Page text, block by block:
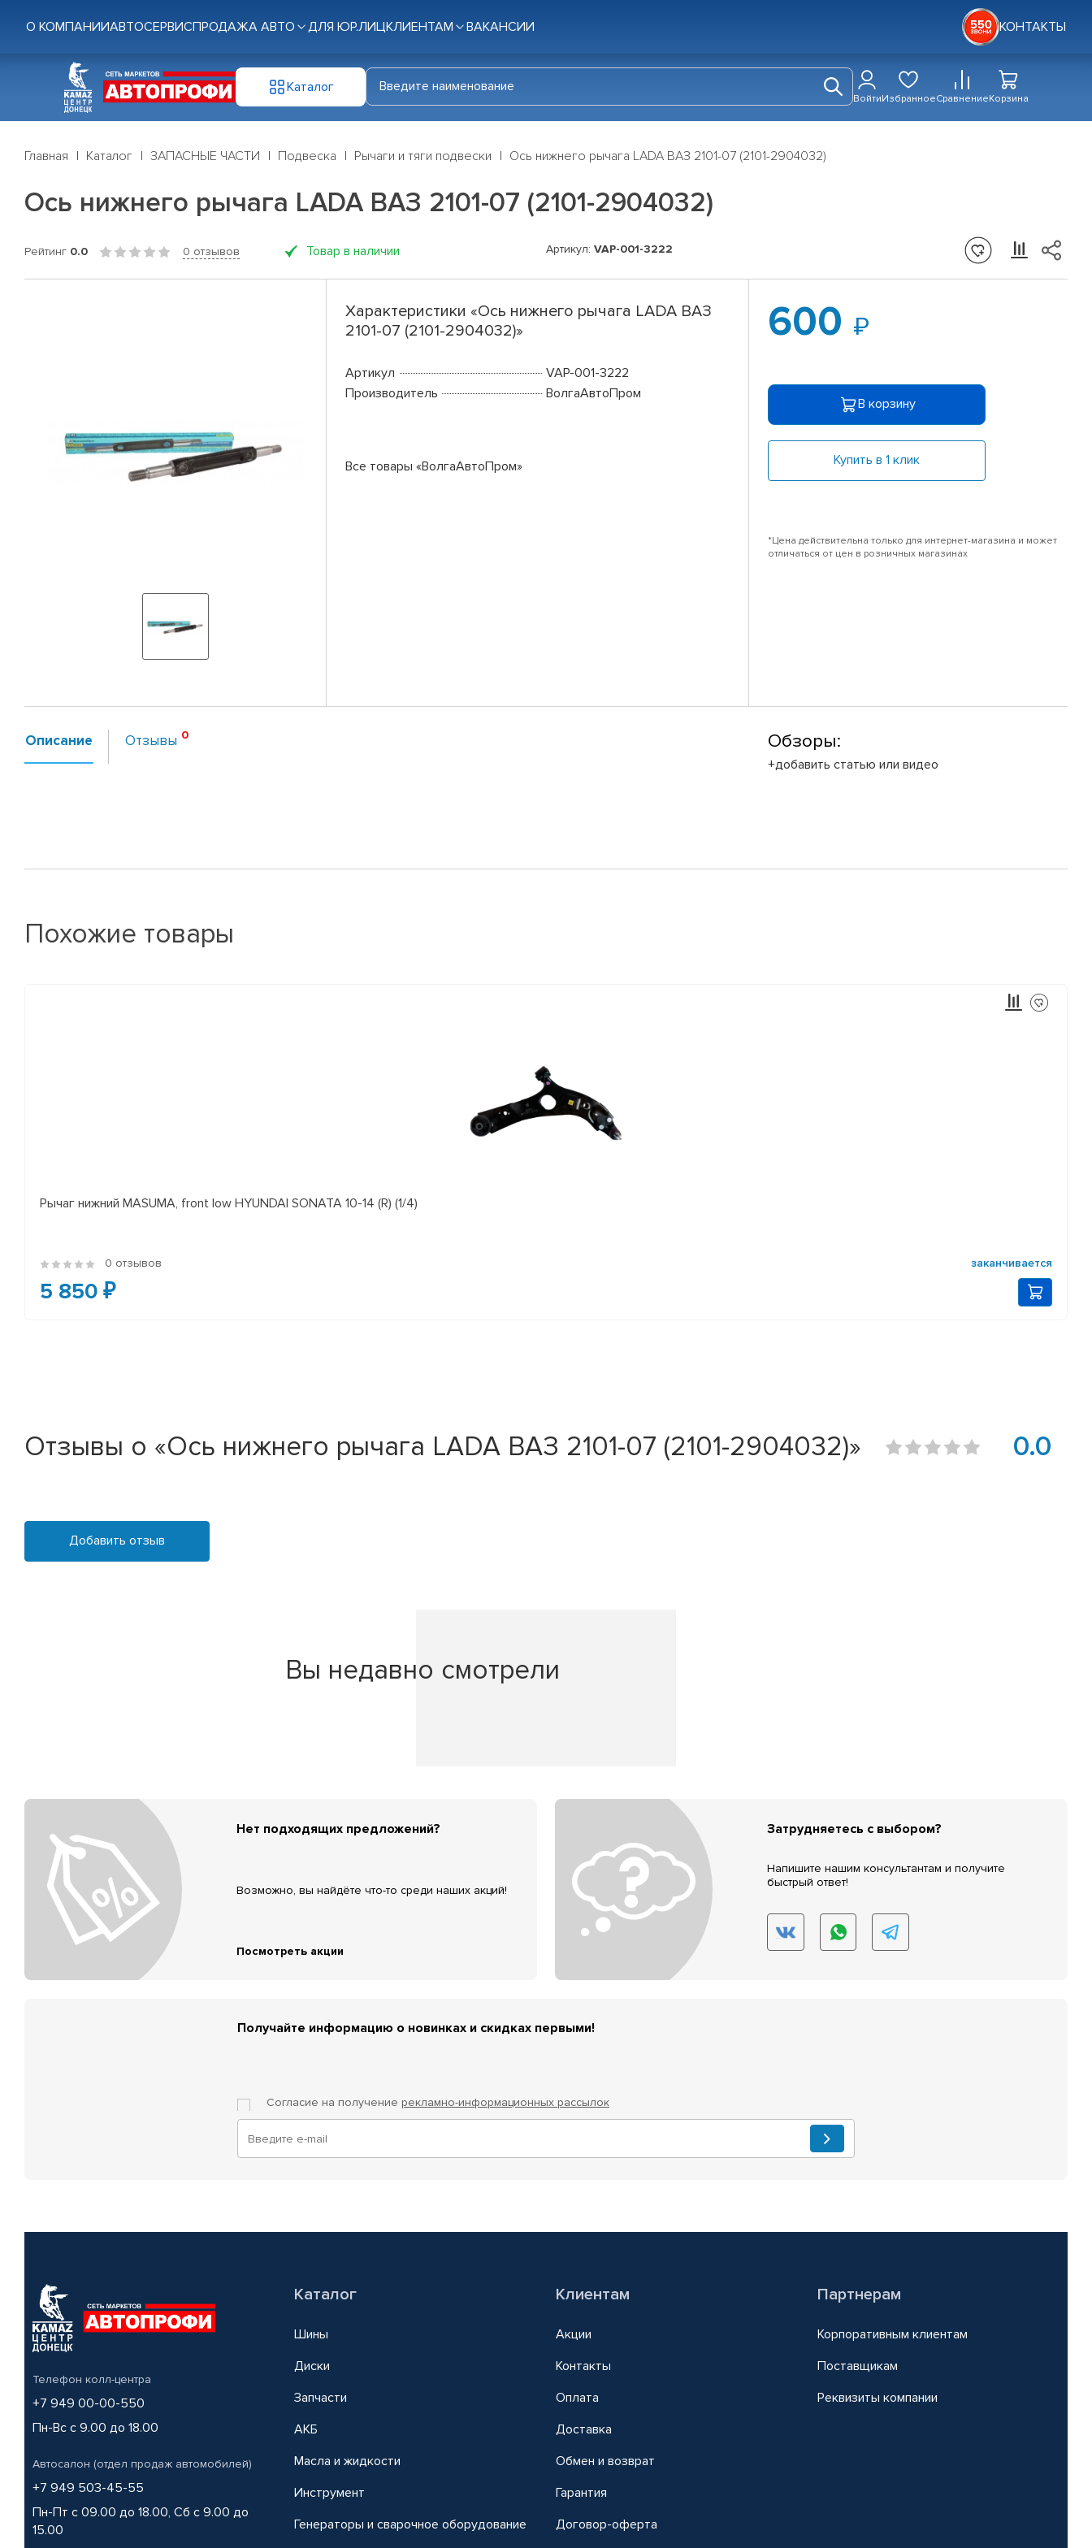
О КОМПАНИИАВТОСЕРВИСПРОДАЖА АВТО ДЛЯ ЮР.ЛИЦКЛИЕНТАМ ВАКАНСИИ КОНТАКТЫ
Каталог
ВойтиИзбранноеСравнениеКорзина
Главная Каталог ЗАПАСНЫЕ ЧАСТИ Подвеска Рычаги и тяги подвески Ось нижнего рычага LADA ВАЗ 2101-07 (2101-2904032)
Ось нижнего рычага LADA ВАЗ 2101-07 (2101-2904032)
Рейтинг 0.0 0 отзывов Товар в наличии Артикул: VAP-001-3222
Характеристики «Ось нижнего рычага LADA ВАЗ
2101-07 (2101-2904032)»
Артикул
VAP-001-3222
Производитель
ВолгаАвтоПром
Все товары «ВолгаАвтоПром»
600
В корзину
Купить в 1 клик
*Цена действительна только для интернет-магазина и может
отличаться от цен в розничных магазинах
Описание Отзывы Обзоры:
+добавить статью или видео
Похожие товары
Рычаг нижний MASUMA, front low HYUNDAI SONATA 10-14 (R) (1/4)
0 отзывов заканчивается
5 850 ₽
Отзывы о «Ось нижнего рычага LADA ВАЗ 2101-07 (2101-2904032)» 0.0
Добавить отзыв
Вы недавно смотрели
Нет подходящих предложений?
Возможно, вы найдёте что-то среди наших акций!
Посмотреть акции
Затрудняетесь с выбором?
Напишите нашим консультантам и получите
быстрый ответ!
Получайте информацию о новинках и скидках первыми!
Согласие на получение рекламно-информационных рассылок
Телефон колл-центра
+7 949 00-00-550
Пн-Вс с 9.00 до 18.00
Автосалон (отдел продаж автомобилей)
+7 949 503-45-55
Пн-Пт с 09.00 до 18.00, Сб с 9.00 до
15.00
Каталог
Шины
Диски
Запчасти
АКБ
Масла и жидкости
Инструмент
Генераторы и сварочное оборудование
Клиентам
Акции
Контакты
Оплата
Доставка
Обмен и возврат
Гарантия
Договор-оферта
Партнерам
Корпоративным клиентам
Поставщикам
Реквизиты компании